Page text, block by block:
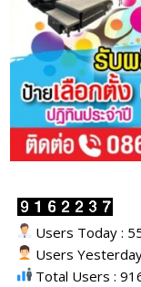
Users Today :
Users
Total Users :